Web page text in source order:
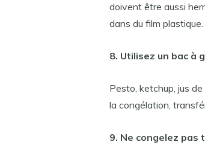
doivent être aussi
dans du film plastique.
8. Utilisez un bac à
Pesto, ketchup, jus
la congélation,
9. Ne congelez pas